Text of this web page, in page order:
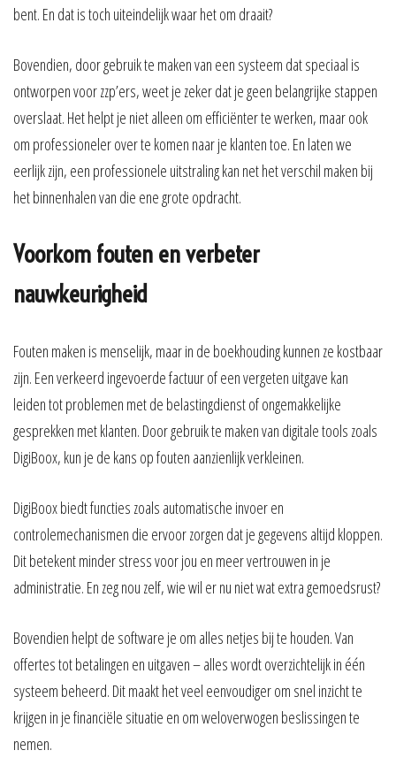
bent. En dat is toch uiteindelijk waar het om draait?
Bovendien, door gebruik te maken van een systeem dat speciaal is
ontworpen voor zzp’ers, weet je zeker dat je geen belangrijke stappen
overslaat. Het helpt je niet alleen om efficiënter te werken, maar ook
om professioneler over te komen naar je klanten toe. En laten we
eerlijk zijn, een professionele uitstraling kan net het verschil maken bij
het binnenhalen van die ene grote opdracht.
Voorkom fouten en verbeter
nauwkeurigheid
Fouten maken is menselijk, maar in de boekhouding kunnen ze kostbaar
zijn. Een verkeerd ingevoerde factuur of een vergeten uitgave kan
leiden tot problemen met de belastingdienst of ongemakkelijke
gesprekken met klanten. Door gebruik te maken van digitale tools zoals
DigiBoox, kun je de kans op fouten aanzienlijk verkleinen.
DigiBoox biedt functies zoals automatische invoer en
controlemechanismen die ervoor zorgen dat je gegevens altijd kloppen.
Dit betekent minder stress voor jou en meer vertrouwen in je
administratie. En zeg nou zelf, wie wil er nu niet wat extra gemoedsrust?
Bovendien helpt de software je om alles netjes bij te houden. Van
offertes tot betalingen en uitgaven – alles wordt overzichtelijk in één
systeem beheerd. Dit maakt het veel eenvoudiger om snel inzicht te
krijgen in je financiële situatie en om weloverwogen beslissingen te
nemen.